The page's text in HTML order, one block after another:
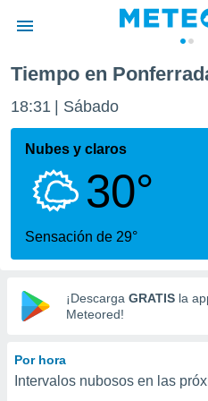
de
ha
calidad.
a este
las
y
digital
basada
Tiempo en
18:31 Sábado
Nubes y claros
30°
Sensación de 29°
¡Descarga GRATIS la
Meteored!
Por hora
Intervalos nubosos en las